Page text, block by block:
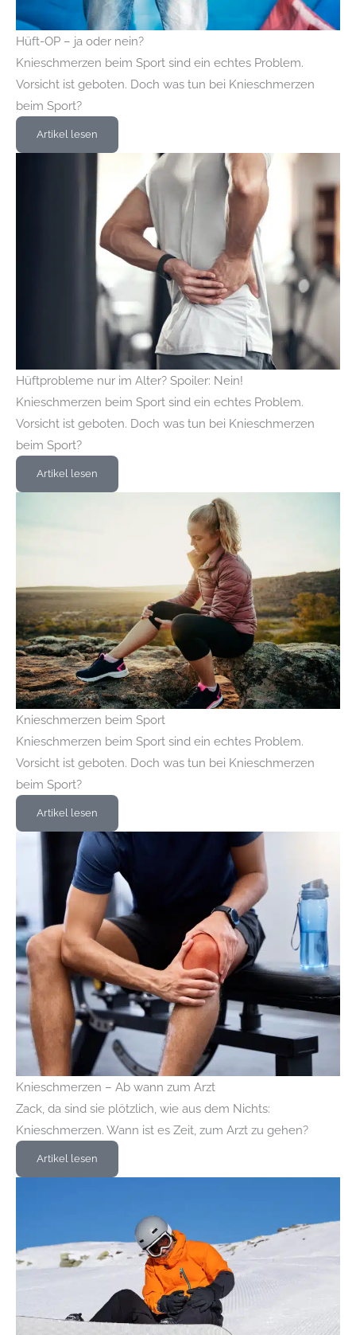
Hüft-OP – ja oder nein?
Knieschmerzen beim Sport sind ein echtes Problem.
Vorsicht ist geboten. Doch was tun bei Knieschmerzen
beim Sport?
Artikel lesen
Hüftprobleme nur im Alter? Spoiler: Nein!
Knieschmerzen beim Sport sind ein echtes Problem.
Vorsicht ist geboten. Doch was tun bei Knieschmerzen
beim Sport?
Artikel lesen
Knieschmerzen beim Sport
Knieschmerzen beim Sport sind ein echtes Problem.
Vorsicht ist geboten. Doch was tun bei Knieschmerzen
beim Sport?
Artikel lesen
Knieschmerzen – Ab wann zum Arzt
Zack, da sind sie plötzlich, wie aus dem Nichts:
Knieschmerzen. Wann ist es Zeit, zum Arzt zu gehen?
Artikel lesen